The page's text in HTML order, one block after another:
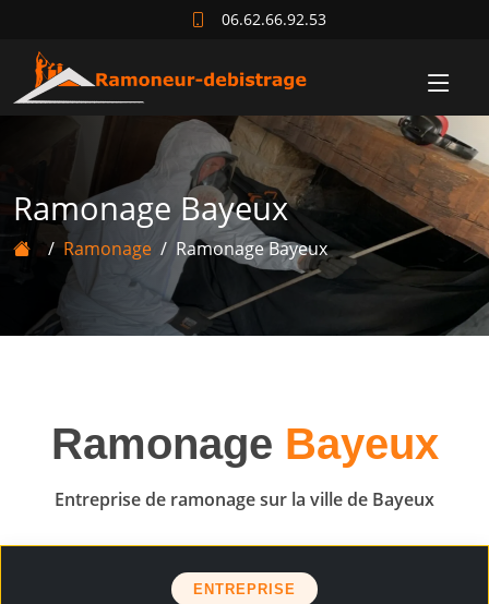
06.62.66.92.53
Ramonage Bayeux
Ramonage Ramonage Bayeux
Ramonage Bayeux
Entreprise de ramonage sur la ville de Bayeux
ENTREPRISE